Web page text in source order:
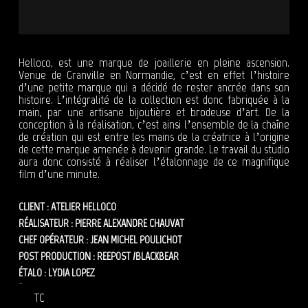
Helloco, est une marque de joaillerie en pleine ascension.
Venue de Granville en Normandie, c’est en effet l’histoire
d’une petite marque qui a décidé de rester ancrée dans son
histoire. L’intégralité de la collection est donc fabriquée à la
main, par une artisane bijoutière et brodeuse d’art. De la
conception à la réalisation, c’est ainsi l’ensemble de la chaîne
de création qui est entre les mains de la créatrice à l’origine
de cette marque amenée à devenir grande. Le travail du studio
aura donc consisté à réaliser l’étalonnage de ce magnifique
film d’une minute.
CLIENT : ATELIER HELLOCO
RÉALISATEUR : PIERRE ALEXANDRE CHAUVAT
CHEF OPÉRATEUR : JEAN MICHEL POULICHOT
POST PRODUCTION : REEPOST /BLACKBEAR
ÉTALO : LYDIA LOPEZ
TC